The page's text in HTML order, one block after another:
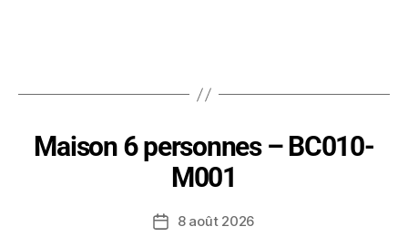
Maison 6 personnes – BC010-
M001
8 août 2026